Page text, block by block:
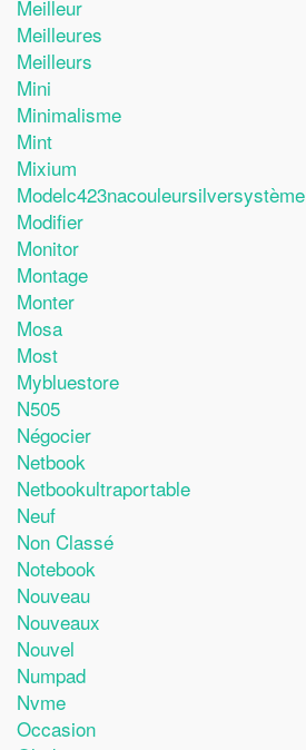
Meilleur
Meilleures
Meilleurs
Mini
Minimalisme
Mint
Mixium
Modelc423nacouleursilversystème
Modifier
Monitor
Montage
Monter
Mosa
Most
Mybluestore
N505
Négocier
Netbook
Netbookultraportable
Neuf
Non Classé
Notebook
Nouveau
Nouveaux
Nouvel
Numpad
Nvme
Occasion